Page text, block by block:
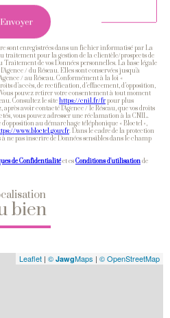
Envoyer
sont enregistrées dans un fichier informatisé par La
traitement pour la gestion de la clientèle/prospects de
Traitement de vos Données personnelles. La base légale
/ du Réseau. Elles sont conservées jusqu'à
/ au Réseau. Conformément à la loi «
d’accès, de rectification, d’effacement, d’opposition,
pouvez retirer votre consentement à tout moment
Consultez le sitehttps://cnil.fr/frpour plus
avoir contacté l'Agence / le Réseau, que vos droits
vous pouvez adresser une réclamation à la CNIL.
au démarchage téléphonique « Bloctel »,
www.bloctel.gouv.fr. Dans le cadre de la protection
ne pas inscrire de Données sensibles dans le champ
de Confidentialitéet esConditions d'utilisationde
bien
Leaflet | © JawgMaps | © OpenStreetMap